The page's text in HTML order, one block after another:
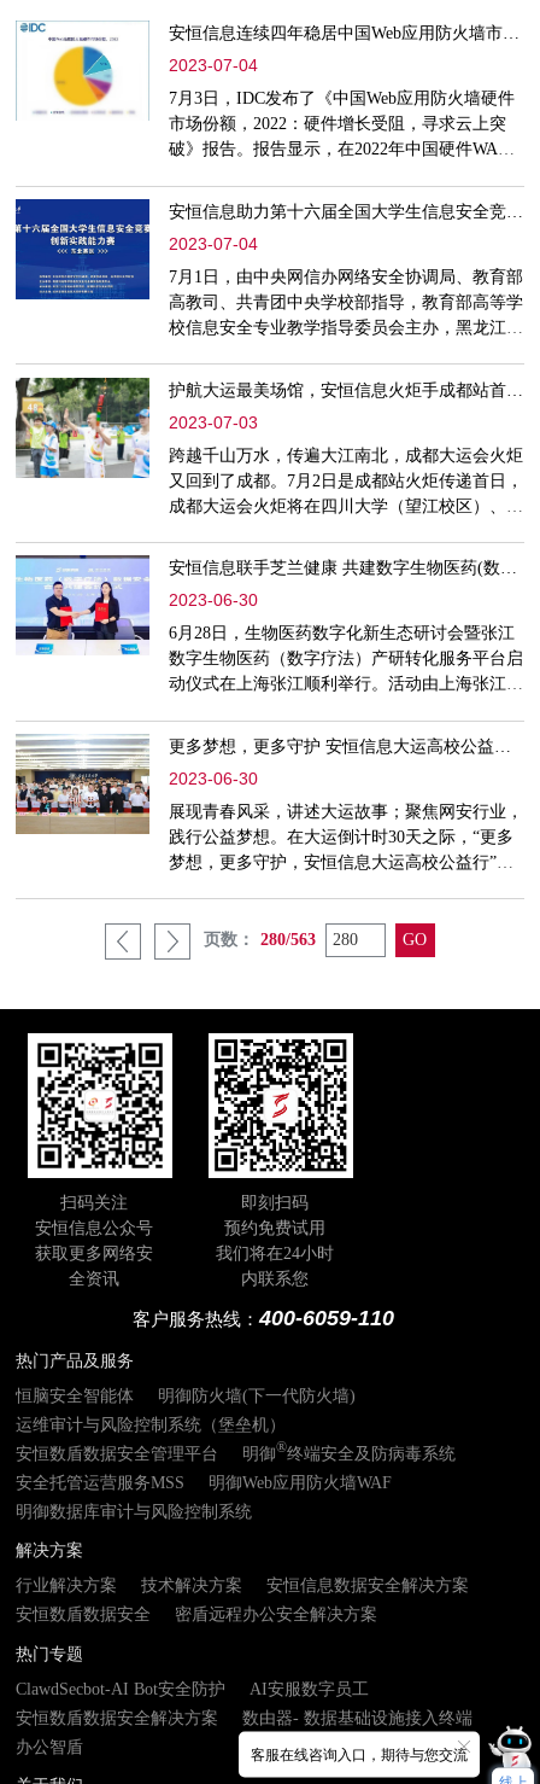
安恒信息连续四年稳居中国Web应用防火墙市场领先地位
2023-07-04
7月3日，IDC发布了《中国Web应用防火墙硬件
市场份额，2022：硬件增长受阻，寻求云上突
破》报告。报告显示，在2022年中国硬件WAF
是安恒信息连续四年在中国WAF市场中保持领
先地位。IDC认为，无论是从法律合规层面还是
业务切实需求层面来说，Web应用防火墙都是企
业构建主动网络安全防护体系的重要组件。数据
显示，2022年中国硬件WAF市场规模为2.06亿美
元。虽然受到疫情及企业级客户IT建设预
安恒信息助力第十六届全国大学生信息安全竞赛东北赛区圆满举办
2023-07-04
7月1日，由中央网信办网络安全协调局、教育部
高教司、共青团中央学校部指导，教育部高等学
校信息安全专业教学指导委员会主办，黑龙江大
十六届全国大学生信息安全竞赛创新实践能力赛
（东北赛区）在黑龙江大学圆满落幕。安恒信息
为本次赛事提供技术平台与支撑，圆满护航东北
分赛区成功举行。此次大赛自启动以来，引起各
大高校广泛关注、参赛选手再创历史新高，来自
全国近500所高校，2000
护航大运最美场馆，安恒信息火炬手成都站首日传递开跑
2023-07-03
跨越千山万水，传遍大江南北，成都大运会火炬
又回到了成都。7月2日是成都站火炬传递首日，
成都大运会火炬将在四川大学（望江校区）、成
分别有31棒火炬手，安恒信息副总裁何恐于成都
体育学院第16棒接过火炬继续传递。“希望之
光”重返天府之国，将在成都绽放最绚烂的光
彩。燃烧网安热情建设更加安全的网络环境成都
站火炬传递首日，火炬手队伍灿烂夺目。他们来
自体育、民航、教育、科技
安恒信息联手芝兰健康 共建数字生物医药(数字疗法)数据安全平台
2023-06-30
6月28日，生物医药数字化新生态研讨会暨张江
数字生物医药（数字疗法）产研转化服务平台启
动仪式在上海张江顺利举行。活动由上海张江集
持。安恒信息高级副总裁、上海总部总经理颜新
兴，安恒信息上海总部首席科学家周亚超受邀出
席活动。数字生物医药（数字疗法）数据安全平
台签约共建当前，健康医疗大数据已被定为重要
的基础战略资源，大量的医疗健康大数据将被广
泛应用于临床决策支持、
更多梦想，更多守护 安恒信息大运高校公益行全面开展
2023-06-30
展现青春风采，讲述大运故事；聚焦网安行业，
践行公益梦想。在大运倒计时30天之际，“更多
梦想，更多守护，安恒信息大运高校公益行”于6
高校学子，共同感受大运会与网络安全行业的独
特魅力。此次系列公益宣讲在成都大运会执委会
络安全官方赞助商安恒信息主办，成都市安恒慈
善公益基金会承办，旨
页数： 280/563
扫码关注
安恒信息公众号
获取更多网络安
全资讯
即刻扫码
预约免费试用
我们将在24小时
内联系您
客户服务热线：400-6059-110
热门产品及服务
恒脑安全智能体
明御防火墙(下一代防火墙)
运维审计与风险控制系统（堡垒机）
安恒数盾数据安全管理平台
明御®终端安全及防病毒系统
安全托管运营服务MSS
明御Web应用防火墙WAF
明御数据库审计与风险控制系统
解决方案
行业解决方案
技术解决方案
安恒信息数据安全解决方案
安恒数盾数据安全
密盾远程办公安全解决方案
热门专题
ClawdSecbot-AI Bot安全防护
AI安服数字员工
安恒数盾数据安全解决方案
数由器- 数据基础设施接入终端
办公智盾
客服在线咨询入口，期待与您交流